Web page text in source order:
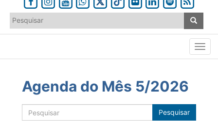
Agenda do Mês 5/2026
Pesquisar